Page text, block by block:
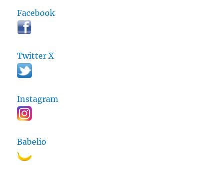
Facebook
Twitter X
Instagram
Babelio